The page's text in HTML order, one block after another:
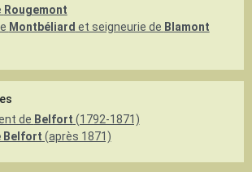
Rougemont
Montbéliard et seigneurie de Blamont
de Belfort (1792-1871)
Belfort (après 1871)